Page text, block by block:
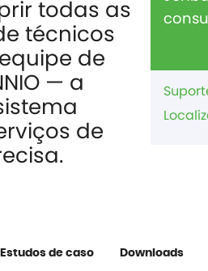
todas as
técnicos
de
— a
de
Estudos de caso Downloads